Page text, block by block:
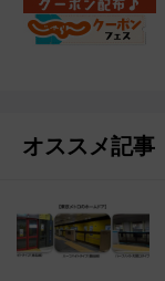
オススメ記事